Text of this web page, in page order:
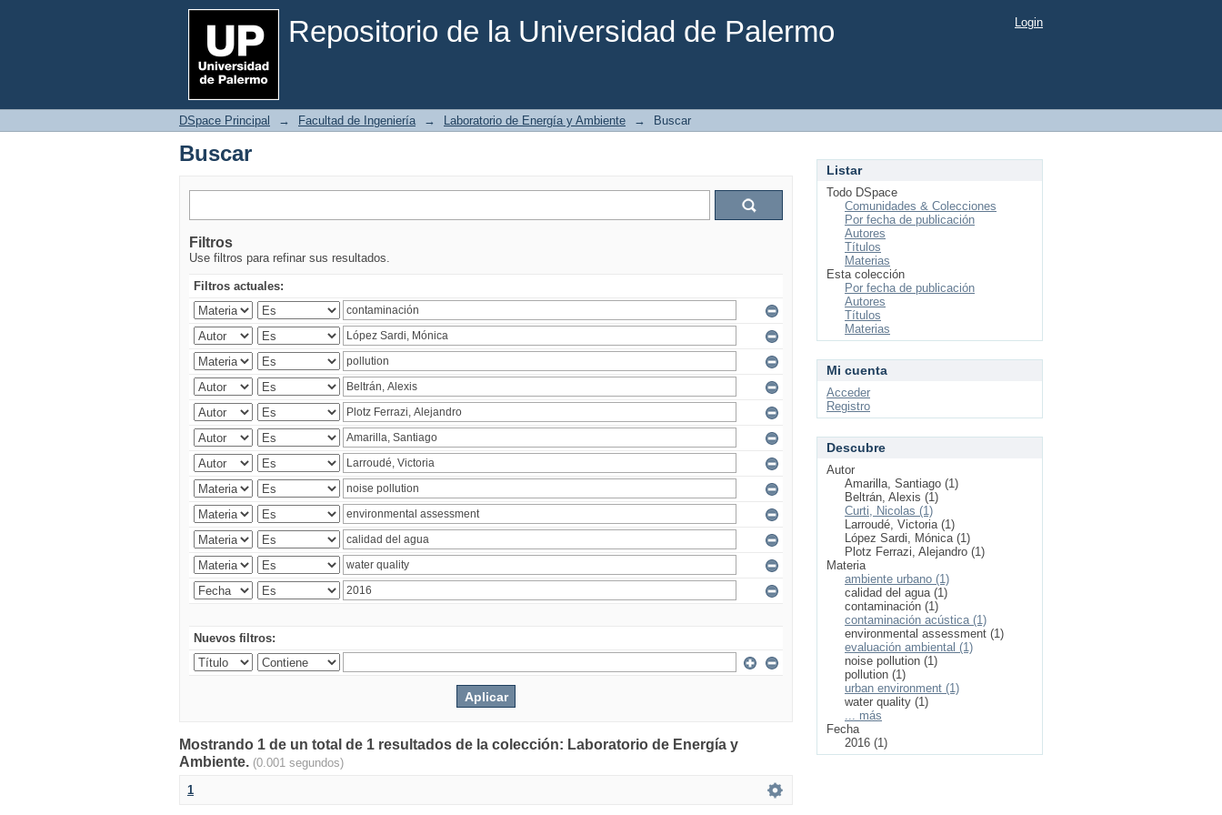
Repositorio de la Universidad de Palermo
Buscar Login
DSpace Principal → Facultad de Ingeniería → Laboratorio de Energía y Ambiente → Buscar
Buscar
Filtros
Use filtros para refinar sus resultados.
Filtros actuales:
Nuevos filtros:
Mostrando 1 de un total de 1 resultados de la colección: Laboratorio de Energía y
Ambiente. (0.001 segundos)
1
Listar
Todo DSpace
Comunidades & Colecciones
Por fecha de publicación
Autores
Títulos
Materias
Esta colección
Por fecha de publicación
Autores
Títulos
Materias
Mi cuenta
Acceder
Registro
Descubre
Autor
Amarilla, Santiago (1)
Beltrán, Alexis (1)
Curti, Nicolas (1)
Larroudé, Victoria (1)
López Sardi, Mónica (1)
Plotz Ferrazi, Alejandro (1)
Materia
ambiente urbano (1)
calidad del agua (1)
contaminación (1)
contaminación acústica (1)
environmental assessment (1)
evaluación ambiental (1)
noise pollution (1)
pollution (1)
urban environment (1)
water quality (1)
... más
Fecha
2016 (1)